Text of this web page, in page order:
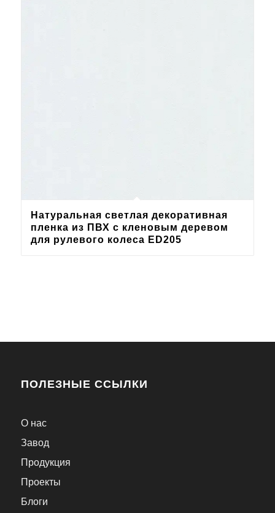
Натуральная светлая декоративная
пленка из ПВХ с кленовым деревом
для рулевого колеса ED205
ПОЛЕЗНЫЕ ССЫЛКИ
О нас
Завод
Продукция
Проекты
Блоги